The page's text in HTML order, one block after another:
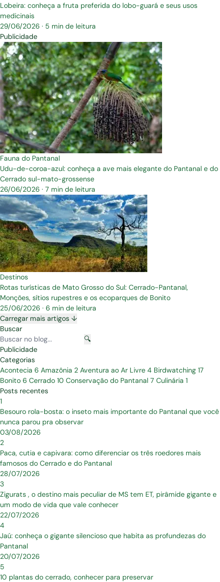
Lobeira: conheça a fruta preferida do lobo-guará e seus usos
medicinais
29/06/2026 · 5 min de leitura
Publicidade
Fauna do Pantanal
Udu-de-coroa-azul: conheça a ave mais elegante do Pantanal e do
Cerrado sul-mato-grossense
26/06/2026 · 7 min de leitura
Destinos
Rotas turísticas de Mato Grosso do Sul: Cerrado-Pantanal,
Monções, sítios rupestres e os ecoparques de Bonito
25/06/2026 · 6 min de leitura
Carregar mais artigos ↓
Buscar
🔍
Publicidade
Categorias
Acontecia 6 Amazônia 2 Aventura ao Ar Livre 4 Birdwatching 17
Bonito 6 Cerrado 10 Conservação do Pantanal 7 Culinária 1
Posts recentes
1
Besouro rola-bosta: o inseto mais importante do Pantanal que você
nunca parou pra observar
03/08/2026
2
Paca, cutia e capivara: como diferenciar os três roedores mais
famosos do Cerrado e do Pantanal
28/07/2026
3
Zigurats , o destino mais peculiar de MS tem ET, pirâmide gigante e
um modo de vida que vale conhecer
22/07/2026
4
Jaú: conheça o gigante silencioso que habita as profundezas do
Pantanal
20/07/2026
5
10 plantas do cerrado, conhecer para preservar